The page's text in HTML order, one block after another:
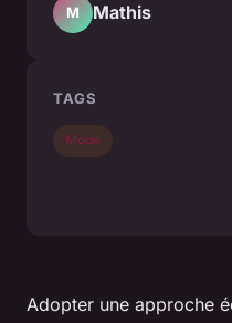
Adopter une approche
M Mathis
TAGS
Mode